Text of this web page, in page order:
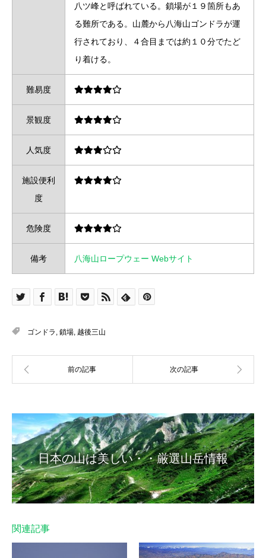
八ツ峰と呼ばれている。鎖場が１９箇所もあ
る難所である。山麓から八海山ゴンドラが運
行されており、４合目までは約１０分でたど
り着ける。
難易度
景観度
人気度
施設便利
度
危険度
備考 八海山ロープウェー Webサイト
ゴンドラ , 鎖場, 越後三山
日本の山は美しい・・厳選山岳情報
関連記事